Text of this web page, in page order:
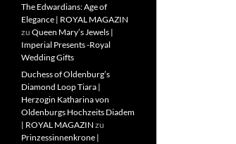
The Edwardians: Age of
Elegance | ROYAL MAGAZIN
zu Queen Mary’s Jewels |
Imperial Presents -Royal
Wedding Gifts
Duchess of Oldenburg’s
Diamond Loop Tiara |
Herzogin Katharina von
Oldenburgs Hochzeits Diadem
| ROYAL MAGAZIN zu
Prinzessinnenkrone |